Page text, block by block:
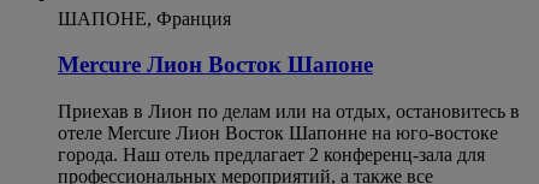
ШАПОНЕ, Франция
Mercure Лион Восток Шапоне
Приехав в Лион по делам или на отдых, остановитесь в
отеле Mercure Лион Восток Шапонне на юго-востоке
города. Наш отель предлагает 2 конференц-зала для
профессиональных мероприятий, а также все